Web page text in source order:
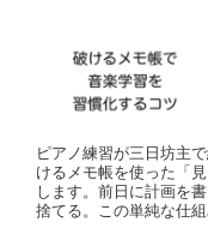
ピアノ練習が三日坊主
けるメモ帳を使った「
します。前日に計画を
捨てる。この単純な仕